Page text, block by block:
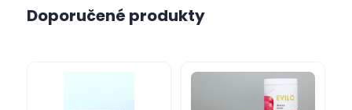
Doporučené produkty